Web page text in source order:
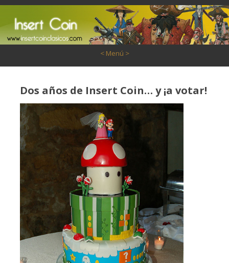
< Menú >
Dos años de Insert Coin… y ¡a votar!